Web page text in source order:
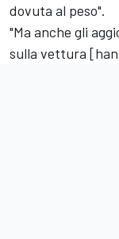
dovuta al peso".
"Ma anche gli
sulla vettura